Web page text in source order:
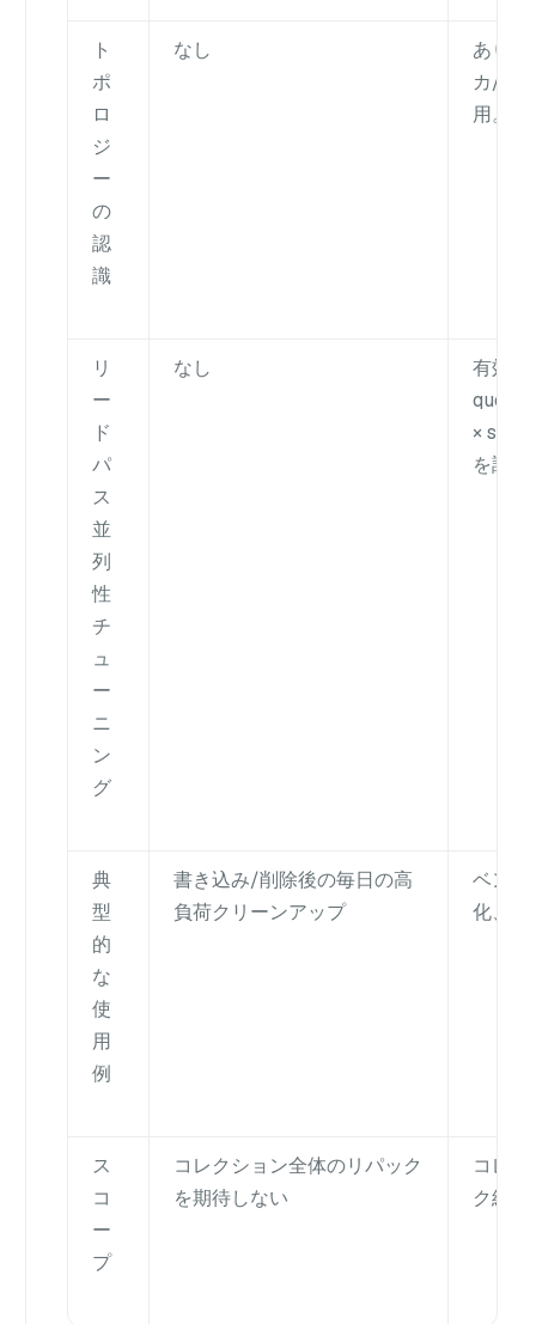
ト
ポ
ロ
ジ
ー
の
認
識
なし
あり
カ/シ
用。
リ
ー
ド
パ
ス
並
列
性
チ
ュ
ー
ニ
ン
グ
なし
有効な
×
を調
典
型
的
な
使
用
例
書き込み/削除後の毎日の高
負荷クリーンアップ
ベンチ
化、負
ス
コ
ー
プ
コレクション全体のリパック
を期待しない
コレ
ク結